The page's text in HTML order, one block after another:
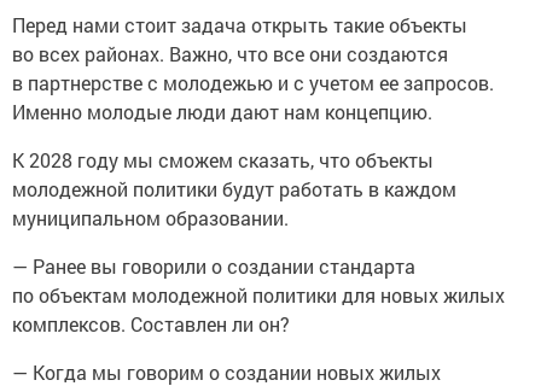
Перед нами стоит задача открыть такие объекты
во всех районах. Важно, что все они создаются
в партнерстве с молодежью и с учетом ее запросов.
Именно молодые люди дают нам концепцию.
К 2028 году мы сможем сказать, что объекты
молодежной политики будут работать в каждом
муниципальном образовании.
— Ранее вы говорили о создании стандарта
по объектам молодежной политики для новых жилых
комплексов. Составлен ли он?
— Когда мы говорим о создании новых жилых